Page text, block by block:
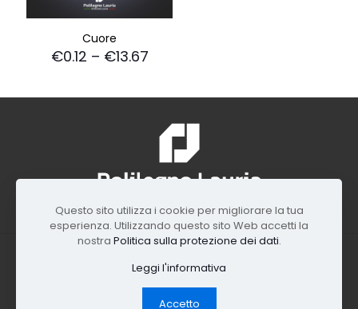
Cuore
€0.12 – €13.67
© 2024 Polilegno Lauria di Lauria Michele. Via Piano, 73,
Questo sito utilizza i cookie per migliorare la tua
esperienza. Utilizzando questo sito Web accetti la
nostra Politica sulla protezione dei dati.
Leggi l'informativa
Accetto